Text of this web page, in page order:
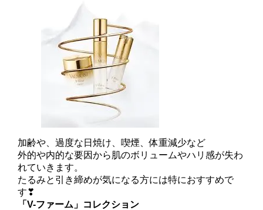
加齢や、過度な日焼け、喫煙、体重減少など
外的や内的な要因から肌のボリュームやハリ感が失わ
れていきます。
たるみと引き締めが気になる方には特におすすめで
す❣
「V-ファーム」コレクション